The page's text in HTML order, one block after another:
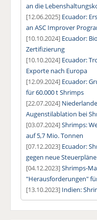
an die
[12.06.2025] Ecuador:
an ASC Improver
[10.10.2024] Ecuador:
Zertifizierung
[10.10.2024] Ecuador:
Exporte nach Europa
[12.09.2024] Ecuador:
für 60.000 t Shrimps
[22.07.2024]
Augenstilablation bei
[03.07.2024]Shrimps:
auf 5,7 Mio. Tonnen
[07.12.2023] Ecuador:
gegen neue Steuerpläne
[04.12.2023]Shrimps-
"Herausforderungen"
[13.10.2023] Indien: